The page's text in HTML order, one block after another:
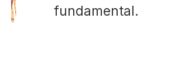
fundamental.